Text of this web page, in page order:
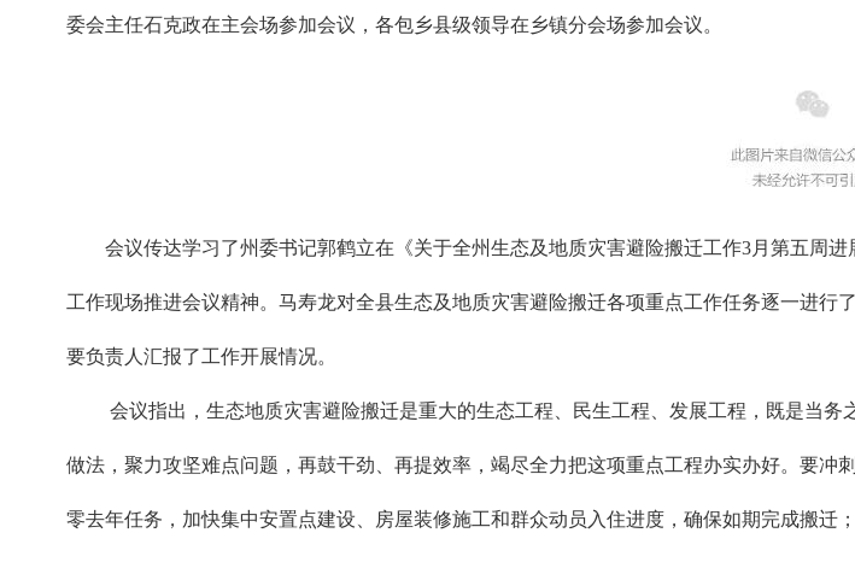
委会主任石克政在主会场参加会议，各包乡县级领导在乡镇分会场参加会议。
会议传达学习了州委书记郭鹤立在《关于全州生态及地质灾害避险搬迁工作3月第五周
工作现场推进会议精神。马寿龙对全县生态及地质灾害避险搬迁各项重点工作任务逐一进
要负责人汇报了工作开展情况。
会议指出，生态地质灾害避险搬迁是重大的生态工程、民生工程、发展工程，既是当
做法，聚力攻坚难点问题，再鼓干劲、再提效率，竭尽全力把这项重点工程办实办好。要
零去年任务，加快集中安置点建设、房屋装修施工和群众动员入住进度，确保如期完成搬